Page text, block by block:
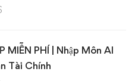
MIỄN PHÍ | Nhập Môn AI
Tài Chính